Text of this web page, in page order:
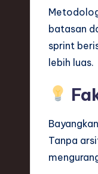
batasan
sprint
lebih luas.
Tanpa